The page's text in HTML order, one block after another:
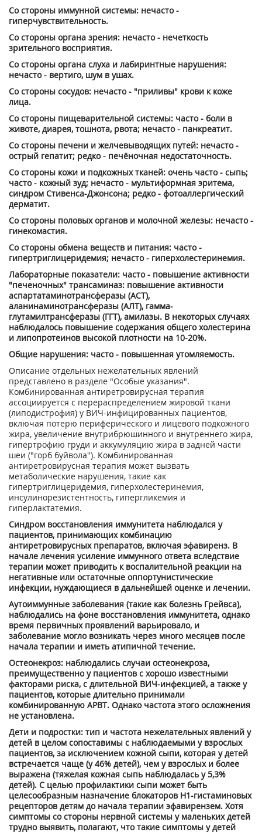
Со стороны иммунной системы: нечасто -
гиперчувствительность.
Со стороны органа зрения: нечасто - нечеткость
зрительного восприятия.
Со стороны органа слуха и лабиринтные нарушения:
нечасто - вертиго, шум в ушах.
Со стороны сосудов: нечасто - "приливы" крови к коже
лица.
Со стороны пищеварительной системы: часто - боли в
животе, диарея, тошнота, рвота; нечасто - панкреатит.
Со стороны печени и желчевыводящих путей: нечасто -
острый гепатит; редко - печёночная недостаточность.
Со стороны кожи и подкожных тканей: очень часто - сыпь;
часто - кожный зуд; нечасто - мультиформная эритема,
синдром Стивенса-Джонсона; редко - фотоаллергический
дерматит.
Со стороны половых органов и молочной железы: нечасто -
гинекомастия.
Со стороны обмена веществ и питания: часто -
гипертриглицеридемия; нечасто - гиперхолестеринемия.
Лабораторные показатели: часто - повышение активности
"печеночных" трансаминаз: повышение активности
аспартатаминотрансферазы (ACT),
аланинаминотрансферазы (АЛТ), гамма-
глутамилтрансферазы (ГГТ), амилазы. В некоторых случаях
наблюдалось повышение содержания общего холестерина
и липопротеинов высокой плотности на 10-20%.
Общие нарушения: часто - повышенная утомляемость.
Описание отдельных нежелательных явлений
представлено в разделе "Особые указания".
Комбинированная антиретровирусная терапия
ассоциируется с перераспределением жировой ткани
(липодистрофия) у ВИЧ-инфицированных пациентов,
включая потерю периферического и лицевого подкожного
жира, увеличение внутрибрюшинного и внутреннего жира,
гипертрофию груди и аккумуляцию жира в задней части
шеи ("горб буйвола"). Комбинированная
антиретровирусная терапия может вызвать
метаболические нарушения, такие как
гипертриглицеридемия, гиперхолестеринемия,
инсулинорезистентность, гипергликемия и
гиперлактатемия.
Синдром восстановления иммунитета наблюдался у
пациентов, принимающих комбинацию
антиретровирусных препаратов, включая эфавиренз. В
начале лечения усиление иммунного ответа вследствие
терапии может приводить к воспалительной реакции на
негативные или остаточные оппортунистические
инфекции, нуждающиеся в дальнейшей оценке и лечении.
Аутоиммунные заболевания (такие как болезнь Грейвса),
наблюдались на фоне восстановления иммунитета, однако
время первичных проявлений варьировало, и
заболевание могло возникать через много месяцев после
начала терапии и иметь атипичной течение.
Остеонекроз: наблюдались случаи остеонекроза,
преимущественно у пациентов с хорошо известными
факторами риска, с длительной ВИЧ-инфекцией, а также у
пациентов, которые длительно принимали
комбинированную АРВТ. Однако частота этого осложнения
не установлена.
Дети и подростки: тип и частота нежелательных явлений у
детей в целом сопоставимы с наблюдаемыми у взрослых
пациентов, за исключением кожной сыпи, которая у детей
встречается чаще (у 46% детей), чем у взрослых и более
выражена (тяжелая кожная сыпь наблюдалась у 5,3%
детей). С целью профилактики сыпи может быть
целесообразным назначение блокаторов H1-гистаминовых
рецепторов детям до начала терапии эфавирензем. Хотя
симптомы со стороны нервной системы у маленьких детей
трудно выявить, полагают, что такие симптомы у детей